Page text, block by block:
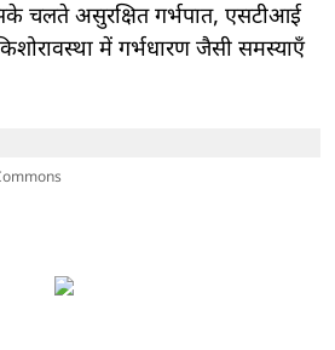
चलते असुरक्षित गर्भपात, एसटीआई
में गर्भधारण जैसी समस्याएँ